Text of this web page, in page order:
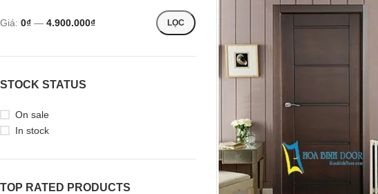
LỌC
Giá: 0₫ — 4.900.000₫
STOCK STATUS
On sale
In stock
TOP RATED PRODUCTS